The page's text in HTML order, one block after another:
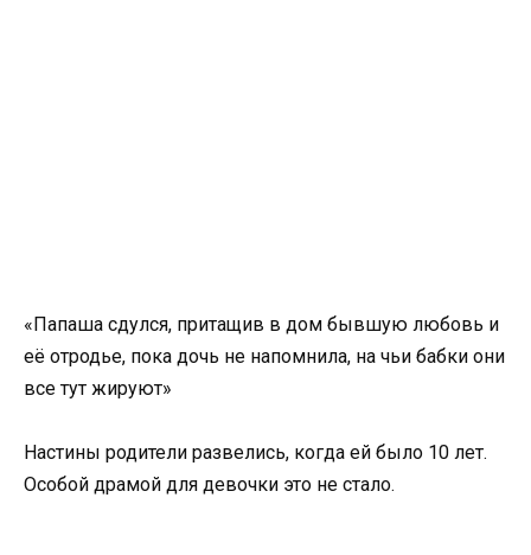
«Папаша сдулся, притащив в дом бывшую любовь и
её отродье, пока дочь не напомнила, на чьи бабки они
все тут жируют»
Настины родители развелись, когда ей было 10 лет.
Особой драмой для девочки это не стало.